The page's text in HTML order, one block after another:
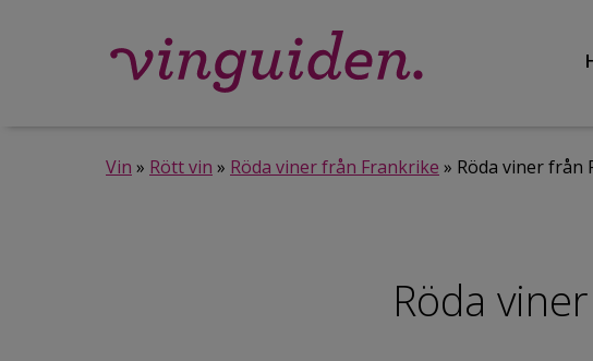
Vin » Rött vin » Röda viner från Frankrike » Röda viner från
Röda